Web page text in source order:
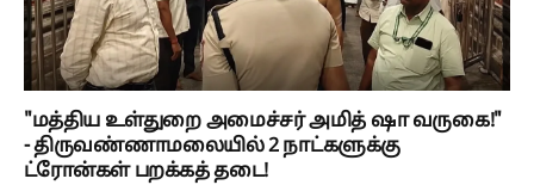
"மத்திய உள்துறை அமைச்சர் அமித் ஷா வருகை!"
- திருவண்ணாமலையில் 2 நாட்களுக்கு
ட்ரோன்கள் பறக்கத் தடை!